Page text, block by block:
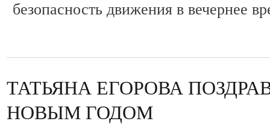
безопасность движения в вечернее
ТАТЬЯНА ЕГОРОВА
НОВЫМ ГОДОМ